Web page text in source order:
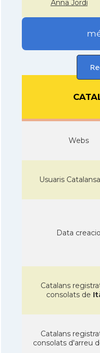
Anna Jordi
Webs
Usuaris
Data creacio
Catalans
consolats de
Catalans
consolats d'arreu